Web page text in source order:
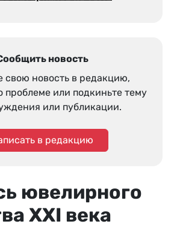
новость
свою новость в редакцию,
проблеме или подкиньте тему
или публикации.
в редакцию
ювелирного
XXI века